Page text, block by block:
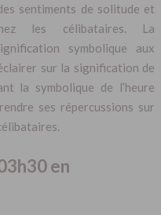
sentiments de solitude et
les célibataires. La
symbolique aux
sur la signification de
la symbolique de l’heure
ses répercussions sur
en